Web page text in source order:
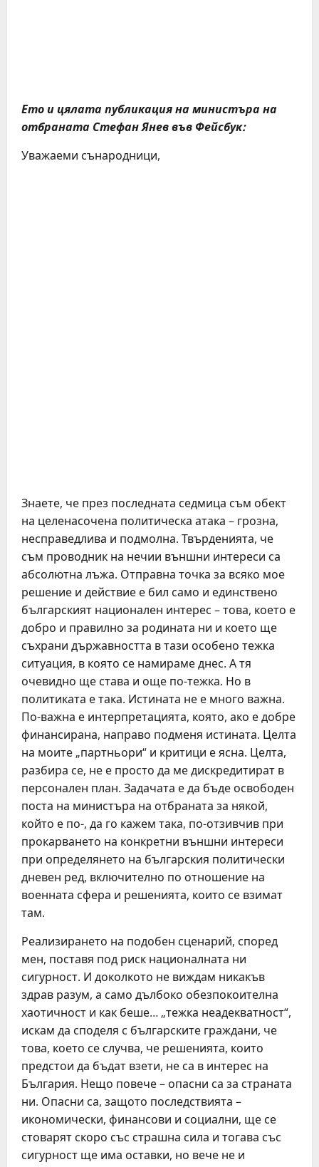
Ето и цялата публикация на министъра на
отбраната Стефан Янев във Фейсбук:
Уважаеми сънародници,
Знаете, че през последната седмица съм обект
на целенасочена политическа атака – грозна,
несправедлива и подмолна. Твърденията, че
съм проводник на нечии външни интереси са
абсолютна лъжа. Отправна точка за всяко мое
решение и действие е бил само и единствено
българският национален интерес – това, което е
добро и правилно за родината ни и което ще
съхрани държавността в тази особено тежка
ситуация, в която се намираме днес. А тя
очевидно ще става и още по-тежка. Но в
политиката е така. Истината не е много важна.
По-важна е интерпретацията, която, ако е добре
финансирана, направо подменя истината. Целта
на моите „партньори“ и критици е ясна. Целта,
разбира се, не е просто да ме дискредитират в
персонален план. Задачата е да бъде освободен
поста на министъра на отбраната за някой,
който е по-, да го кажем така, по-отзивчив при
прокарването на конкретни външни интереси
при определянето на българския политически
дневен ред, включително по отношение на
военната сфера и решенията, които се взимат
там.
Реализирането на подобен сценарий, според
мен, поставя под риск националната ни
сигурност. И доколкото не виждам никакъв
здрав разум, а само дълбоко обезпокоителна
хаотичност и как беше… „тежка неадекватност“,
искам да споделя с българските граждани, че
това, което се случва, че решенията, които
предстои да бъдат взети, не са в интерес на
България. Нещо повече – опасни са за страната
ни. Опасни са, защото последствията –
икономически, финансови и социални, ще се
стоварят скоро със страшна сила и тогава със
сигурност ще има оставки, но вече не и